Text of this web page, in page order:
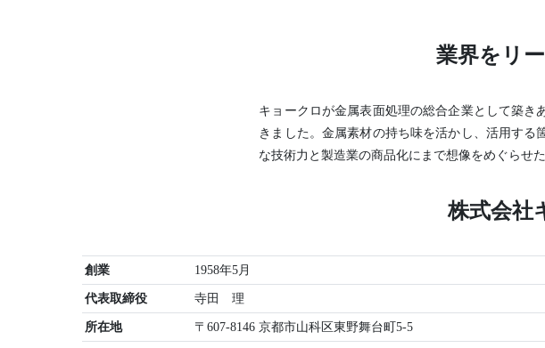
業界をリ
キョークロが金属表面処理の総合企業として築
きました。金属素材の持ち味を活かし、活用す
な技術力と製造業の商品化にまで想像をめぐらせ
株式会社
創業 1958年5月
代表取締役 寺田 理
所在地 〒607-8146 京都市山科区東野舞台町5-5